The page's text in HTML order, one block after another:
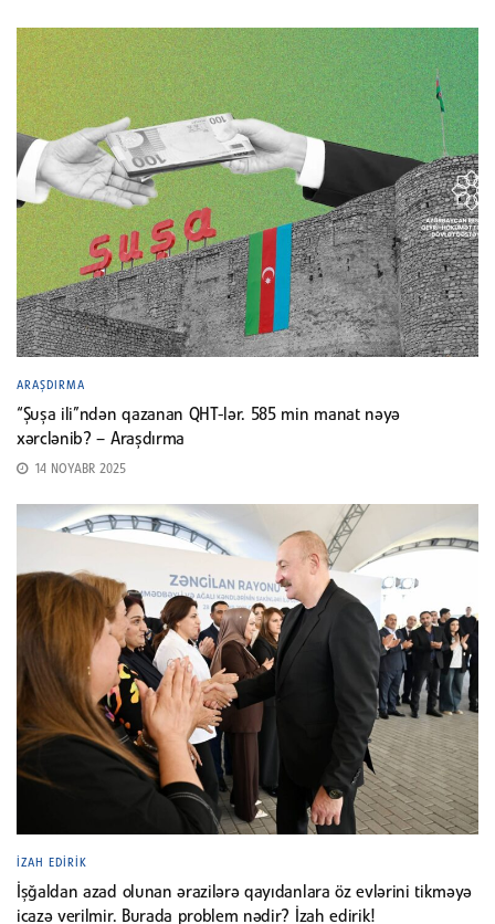
ARAŞDIRMA
“Şuşa ili”ndən qazanan QHT-lər. 585 min manat nəyə
xərclənib? – Araşdırma
14 NOYABR 2025
İZAH EDIRIK
İşğaldan azad olunan ərazilərə qayıdanlara öz evlərini tikməyə
icazə verilmir. Burada problem nədir? İzah edirik!